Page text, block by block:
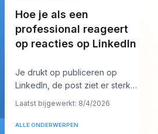
Hoe je als een
professional reageert
op reacties op LinkedIn
Je drukt op publiceren op
LinkedIn, de post ziet er sterk
uit, en dan begint het werk pas
echt. Er v
Laatst bijgewerkt: 8/4/2026
ALLE ONDERWERPEN